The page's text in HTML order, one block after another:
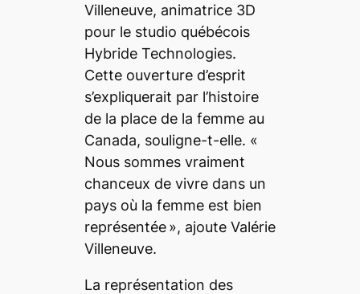
Villeneuve, animatrice 3D
pour le studio québécois
Hybride Technologies.
Cette ouverture d’esprit
s’expliquerait par l’histoire
de la place de la femme au
Canada, souligne-t-elle. «
Nous sommes vraiment
chanceux de vivre dans un
pays où la femme est bien
représentée», ajoute Valérie
Villeneuve.
La représentation des